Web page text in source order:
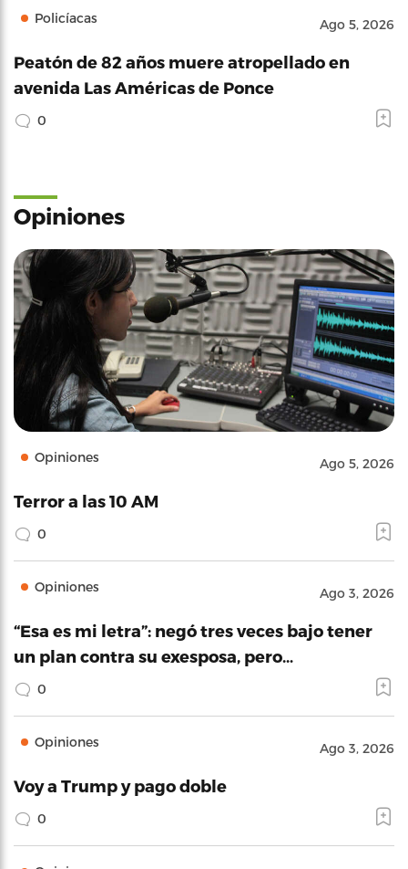
Policíacas Ago 5, 2026
Peatón de 82 años muere atropellado en
avenida Las Américas de Ponce
0
Opiniones
Opiniones Ago 5, 2026
Terror a las 10 AM
0
Opiniones Ago 3, 2026
“Esa es mi letra”: negó tres veces bajo tener
un plan contra su exesposa, pero…
0
Opiniones Ago 3, 2026
Voy a Trump y pago doble
0